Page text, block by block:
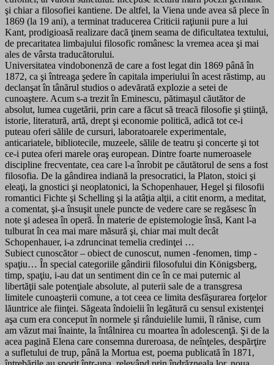
şi chiar a filosofiei kantiene. De altfel, la Viena unde avea să plece în
1869 (la 19 ani), a terminat traducerea Criticii raţiunii pure a lui
Kant, prodigioasă realizare dacă ţinem seama de dificultatea textului,
de precaritatea limbajului filosofic românesc la vremea acea şi mai
ales de vârsta traducătorului.
Universitatea vindobonenză de care a fost legat din 1869 până în
1872, ca şi întreaga şedere în capitala imperiului în acest răstimp, au
declanşat în tânărul studios o adevărată explozie a setei de
cunoaştere. Acum s-a trezit în Eminescu, pătimaşul căutător de
absolut, lumea cugetării, prin care a făcut să treacă filosofie şi ştiinţă,
istorie, literatură, artă, drept şi economie politică, adică tot ce-i
puteau oferi sălile de cursuri, laboratoarele experimentale,
anticariatele, bibliotecile, muzeele, sălile de teatru şi concerte şi tot
ce-i putea oferi marele oraş european. Dintre foarte numeroasele
discipline frecventate, cea care l-a înrobit pe căutătorul de sens a fost
filosofia. De la gândirea indiană la presocratici, la Platon, stoici şi
eleaţi, la gnostici şi neoplatonici, la Schopenhauer, Hegel şi filosofii
romantici Fichte şi Schelling şi la atâţia alţii, a citit enorm, a meditat,
a comentat, şi-a însuşit unele puncte de vedere care se regăsesc în
note şi adesea în operă. În materie de epistemologie însă, Kant l-a
tulburat în cea mai mare măsură şi, chiar mai mult decât
Schopenhauer, i-a zdruncinat temelia credinţei …
Subiect cunoscător – obiect de cunoscut, numen -fenomen, timp -
spaţiu… În special categoriile gândirii filosofului din Königsberg,
timp, spaţiu, i-au dat un sentiment din ce în ce mai puternic al
libertăţii sale potenţiale absolute, al puterii sale de a transgresa
limitele cunoaşterii comune, a tot ceea ce limita desfăşurarea forţelor
lăuntrice ale fiinţei. Săgeata îndoielii în legătură cu sensul existenţei
aşa cum era conceput în normele şi rânduielile lumii, îl rănise, cum
am văzut mai înainte, la întâlnirea cu moartea în adolescenţă. Şi de la
acea pagină Elena care consemna dureroasa, de neînţeles, despărţire
a sufletului de trup, până la Mortua est, poema publicată în 1871,